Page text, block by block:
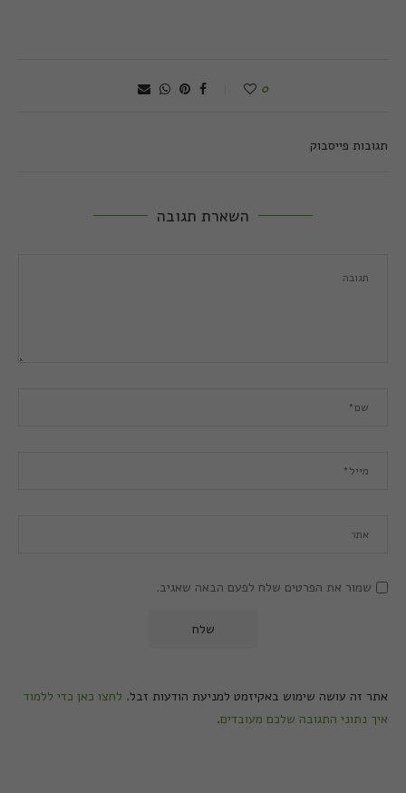
0
תגובות פייסבוק
השארת תגובה
שמור את הפרטים שלח לפעם הבאה שאגיב.
אתר זה עושה שימוש באקיזמט למניעת הודעות זבל. לחצו כאן כדי ללמוד
איך נתוני התגובה שלכם מעובדים.